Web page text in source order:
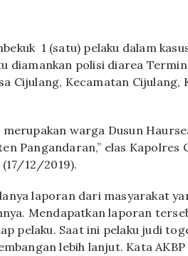
1 (satu) pelaku dalam
diamankan polisi diarea
Cijulang, Kecamatan Cijulang,
warga Dusun
Pangandaran,” elas Kapolres
(17/12/2019).
laporan dari masyarakat
Mendapatkan laporan
pelaku. Saat ini pelaku judi
lebih lanjut. Kata AKBP